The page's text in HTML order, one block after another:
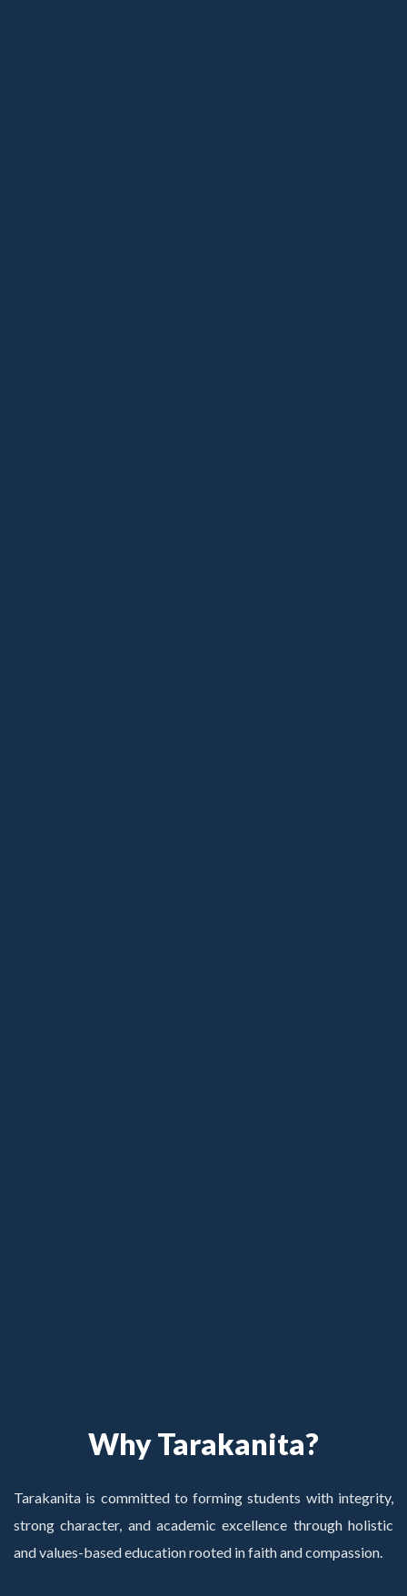
Why Tarakanita?
Tarakanita is committed to forming students with integrity,
strong character, and academic excellence through holistic
and values-based education rooted in faith and compassion.